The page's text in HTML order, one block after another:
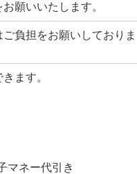
願いいたします。
負担をお願いしておりま
ます。
マネー代引き